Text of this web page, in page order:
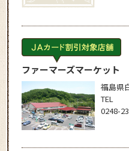
ファーマーズマーケット
福島県
TEL
0248-